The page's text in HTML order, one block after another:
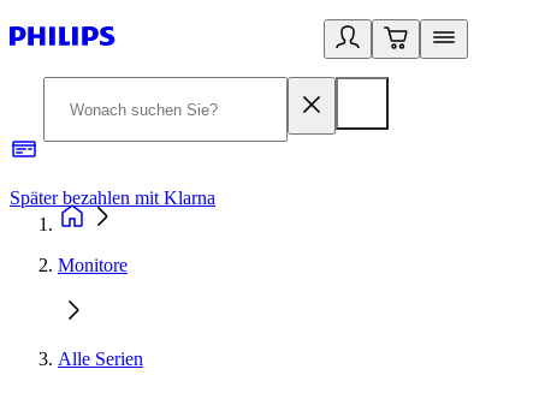
Später bezahlen mit Klarna
Monitore
Alle Serien